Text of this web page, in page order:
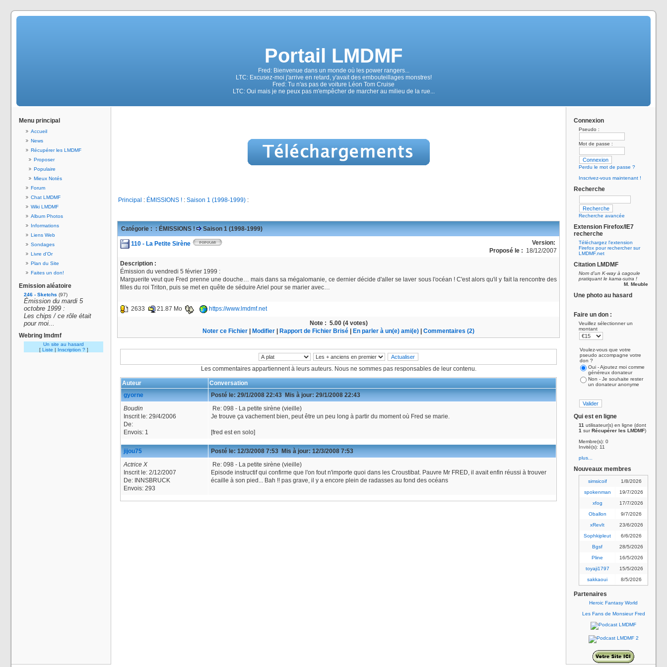
Portail LMDMF
Fred: Bienvenue dans un monde où les power rangers...
LTC: Excusez-moi j'arrive en retard, y'avait des embouteillages monstres!
Fred: Tu n'as pas de voiture Léon Tom Cruise
LTC: Oui mais je ne peux pas m'empêcher de marcher au milieu de la rue...
Menu principal
Accueil
News
Récupérer les LMDMF
Proposer
Populaire
Mieux Notés
Forum
Chat LMDMF
Wiki LMDMF
Album Photos
Informations
Liens Web
Sondages
Livre d'Or
Plan du Site
Faites un don!
Emission aléatoire
246 - Sketchs (97)
Émission du mardi 5
octobre 1999 :
Les chips / ce rôle était
pour moi...
Webring lmdmf
Un site au hasard
[ Liste | Inscription ? ]
Principal : ÉMISSIONS ! : Saison 1 (1998-1999) :
Catégorie : : ÉMISSIONS ! Saison 1 (1998-1999)
110 - La Petite Sirène
Version:
Proposé le : 18/12/2007
Description :
Émission du vendredi 5 février 1999 :
Marguerite veut que Fred prenne une douche… mais dans sa mégalomanie, ce dernier décide d'aller se laver sous l'océan ! C'est alors qu'il y fait la rencontre des
filles du roi Triton, puis se met en quête de séduire Ariel pour se marier avec…
2633 21.87 Mo https://www.lmdmf.net
Note : 5.00 (4 votes)
Noter ce Fichier
Modifier Rapport de Fichier Brisé En parler à un(e) ami(e) Commentaires (2)
Les commentaires appartiennent à leurs auteurs. Nous ne sommes pas responsables de leur contenu.
Auteur
Conversation
gyorne
Posté le: 29/1/2008 22:43 Mis à jour: 29/1/2008 22:43
Boudin
Inscrit le: 29/4/2006
De:
Envois: 1
Re: 098 - La petite sirène (vieille)
Je trouve ça vachement bien, peut être un peu long à partir du moment où Fred se marie.
[fred est en solo]
jijou75 Posté le: 12/3/2008 7:53 Mis à jour: 12/3/2008 7:53
Actrice X
Inscrit le: 2/12/2007
De: INNSBRUCK
Envois: 293
Re: 098 - La petite sirène (vieille)
Episode instructif qui confirme que l'on fout n'importe quoi dans les Croustibat. Pauvre Mr FRED, il avait enfin réussi à trouver
écaille à son pied... Bah !! pas grave, il y a encore plein de radasses au fond des océans
Connexion
Pseudo :
Mot de passe :
Perdu le mot de passe ?
Inscrivez-vous maintenant !
Recherche
Recherche avancée
Extension Firefox/IE7
recherche
Téléchargez l'extension
Firefox pour rechercher sur
LMDMF.net
Citation LMDMF
Nom d'un K-way à cagoule
pratiquant le kama-sutra !
M. Meuble
Une photo au hasard
Faire un don :
Veuillez sélectionner un
montant
Voulez-vous que votre
pseudo accompagne votre
don ?
Oui - Ajoutez moi comme
généreux donateur
Non - Je souhaite rester
un donateur anonyme
Qui est en ligne
11 utilisateur(s) en ligne (dont
1 surRécupérer les LMDMF)
Membre(s): 0
Invité(s): 11
plus...
Nouveaux membres
simsicoif
1/8/2026
spokenman
19/7/2026
xfog
17/7/2026
Oballon
9/7/2026
xRevIt
23/6/2026
Sophkipleut
6/6/2026
Bgsf
28/5/2026
Pline
16/5/2026
toyaji1797
15/5/2026
sakkaoui
8/5/2026
Partenaires
Heroic Fantasy World
Les Fans de Monsieur Fred